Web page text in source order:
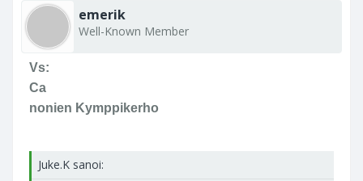
emerik
Well-Known Member
Vs:
Ca
nonien Kymppikerho
Juke.K sanoi: